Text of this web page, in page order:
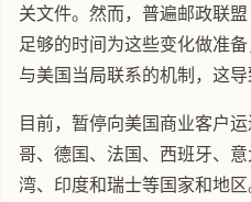
关文件。然而，普遍邮政联
足够的时间为这些变化做准
与美国当局联系的机制，这导
目前，暂停向美国商业客户
哥、德国、法国、西班牙、
湾、印度和瑞士等国家和地